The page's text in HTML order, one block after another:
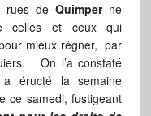
rues deQuimperne
celles et ceux qui
mieux régner, par
On l’a constaté
éructé la semaine
ce samedi, fustigeant